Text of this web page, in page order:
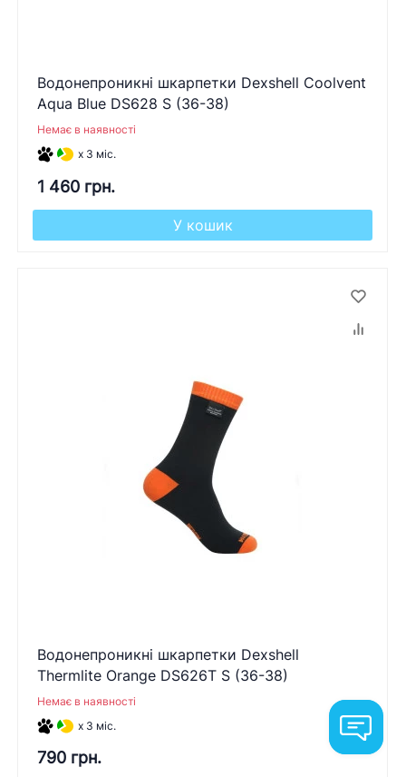
Водонепроникні шкарпетки Dexshell Coolvent
Aqua Blue DS628 S (36-38)
Немає в наявності
x 3 міс.
1 460 грн.
У кошик
Водонепроникні шкарпетки Dexshell
Thermlite Orange DS626T S (36-38)
Немає в наявності
x 3 міс.
790 грн.